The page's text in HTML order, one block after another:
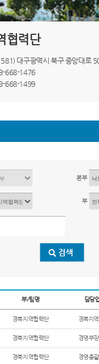
협력단
대구광역시 북구 중앙대로
668-1476
668-1499
본부
부
부/팀명 담당
경북지역협력단 경북지
경북지역협력단 경영부장
경북지역협력단 경영총